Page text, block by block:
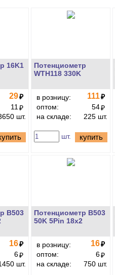
16K1
29₽
11 ₽
шт.
Потенциометр
WTH118 330K
в розницу: 111₽
оптом:
54₽
на складе:
225 шт.
шт. купить
B503
16₽
6₽
шт.
Потенциометр B503
50K 5Pin 18x2
в розницу: 16₽
оптом:
6₽
на складе:
750 шт.